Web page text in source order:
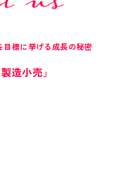
目標に挙げる成長の秘密
造小売」